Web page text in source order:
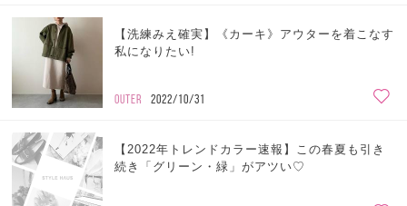
【洗練みえ確実】《カーキ》アウターを着こなす
私になりたい!
OUTER 2022/10/31
【2022年トレンドカラー速報】この春夏も引き
続き「グリーン・緑」がアツい♡